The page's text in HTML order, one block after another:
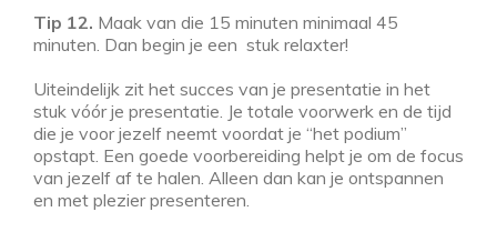
Tip 12. Maak van die 15 minuten minimaal 45
minuten. Dan begin je een stuk relaxter!
Uiteindelijk zit het succes van je presentatie in het
stuk vóór je presentatie. Je totale voorwerk en de tijd
die je voor jezelf neemt voordat je “het podium”
opstapt. Een goede voorbereiding helpt je om de focus
van jezelf af te halen. Alleen dan kan je ontspannen
en met plezier presenteren.